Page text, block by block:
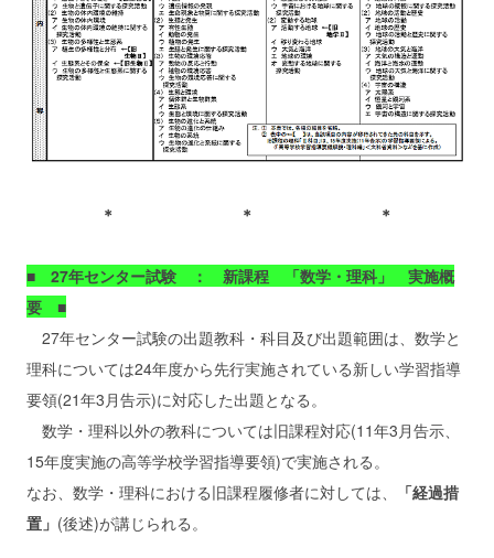
＊ ＊ ＊
■ 27年センター試験 ： 新課程 「数学・理科」 実施概
要 ■
27年センター試験の出題教科・科目及び出題範囲は、数学と
理科については24年度から先行実施されている新しい学習指導
要領(21年3月告示)に対応した出題となる。
数学・理科以外の教科については旧課程対応(11年3月告示、
15年度実施の高等学校学習指導要領)で実施される。
なお、数学・理科における旧課程履修者に対しては、
「経過措
置」 (後述)が講じられる。